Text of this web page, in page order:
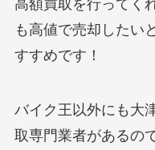
高額買取を行ってく
も高値で売却したい
すすめです！
バイク王以外にも大
取専門業者があるの